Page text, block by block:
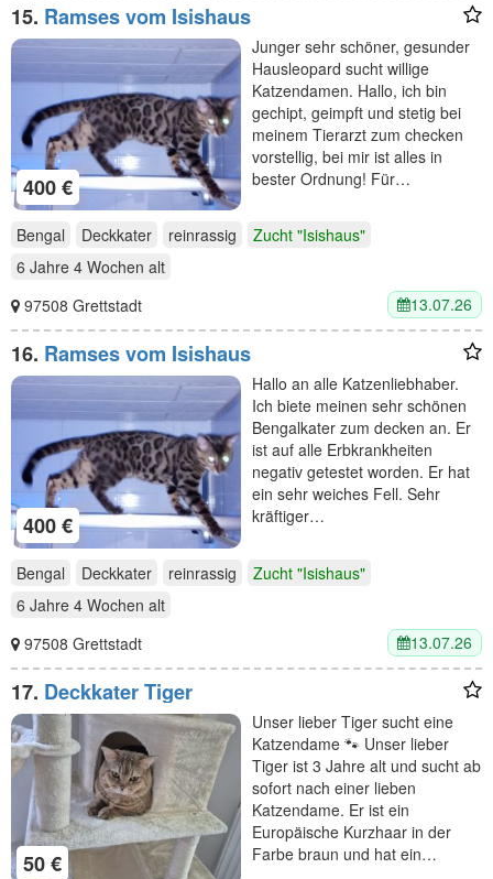
15. Ramses vom Isishaus
400 €
Junger sehr schöner, gesunder
Hausleopard sucht willige
Katzendamen. Hallo, ich bin
gechipt, geimpft und stetig bei
meinem Tierarzt zum checken
vorstellig, bei mir ist alles in
bester Ordnung! Für…
Bengal Deckkater reinrassig
Zucht "Isishaus"
6 Jahre 4 Wochen alt
97508 Grettstadt
13.07.26
16. Ramses vom Isishaus
400 €
Hallo an alle Katzenliebhaber.
Ich biete meinen sehr schönen
Bengalkater zum decken an. Er
ist auf alle Erbkrankheiten
negativ getestet worden. Er hat
ein sehr weiches Fell. Sehr
kräftiger…
Bengal Deckkater reinrassig
Zucht "Isishaus"
6 Jahre 4 Wochen alt
97508 Grettstadt
13.07.26
17. Deckkater Tiger
50 €
Unser lieber Tiger sucht eine
Katzendame 🐾 Unser lieber
Tiger ist 3 Jahre alt und sucht ab
sofort nach einer lieben
Katzendame. Er ist ein
Europäische Kurzhaar in der
Farbe braun und hat ein…